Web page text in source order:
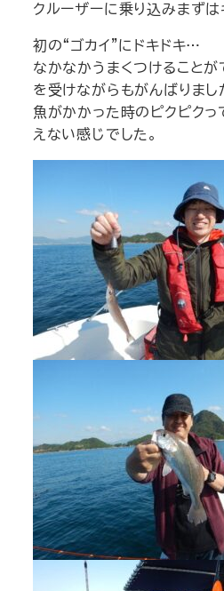
クルーザーに乗り込みまずは
初の“ゴカイ”にドキドキ…
なかなかうまくつけること
を受けながらもがんばりまし
魚がかかった時のピクピク
えない感じでした。